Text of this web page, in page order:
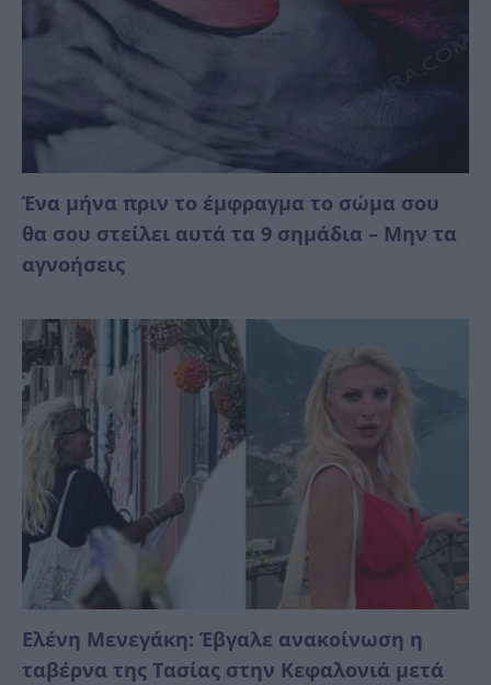
Ένα μήνα πριν το έμφραγμα το σώμα σου
θα σου στείλει αυτά τα 9 σημάδια – Μην τα
αγνοήσεις
Ελένη Μενεγάκη: Έβγαλε ανακοίνωση η
ταβέρνα της Τασίας στην Κεφαλονιά μετά